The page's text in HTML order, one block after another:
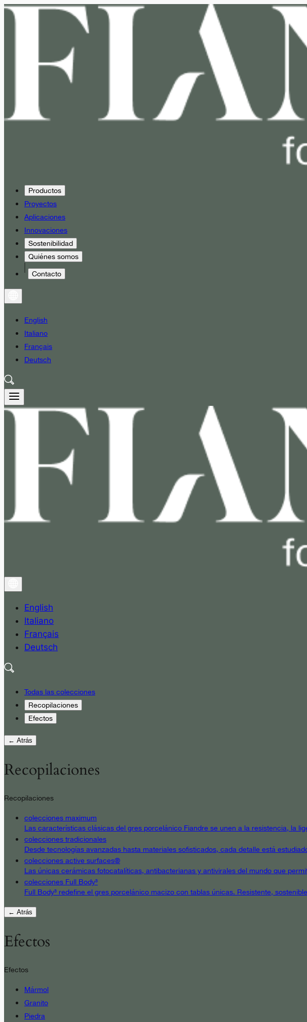
Productos
Proyectos
Aplicaciones
Innovaciones
Sostenibilidad
Quiénes somos
Contacto
English
Italiano
Français
Deutsch
English
Italiano
Français
Deutsch
Todas las colecciones
Recopilaciones
Efectos
← Atrás
Recopilaciones
Recopilaciones
colecciones maximum
Las características clásicas del gres porcelánico Fiandre se unen a la resistencia, la
colecciones tradicionales
Desde tecnologías avanzadas hasta materiales sofisticados, cada detalle está
colecciones active surfaces®
Las únicas cerámicas fotocatalíticas, antibacterianas y antivirales del mundo que
colecciones Full Body³
Full Body³ redefine el gres porcelánico macizo con tablas únicas. Resistente,
← Atrás
Efectos
Efectos
Mármol
Granito
Piedra